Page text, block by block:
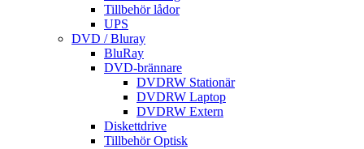
Tillbehör lådor
UPS
DVD / Bluray
BluRay
DVD-brännare
DVDRW Stationär
DVDRW Laptop
DVDRW Extern
Diskettdrive
Tillbehör Optisk